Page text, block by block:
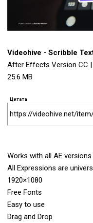
Videohive - Scribble
After Effects Version CC |
25.6 MB
Цитата
https://videohive.net/
Works with all AE versions
All Expressions are
1920×1080
Free Fonts
Easy to use
Drag and Drop